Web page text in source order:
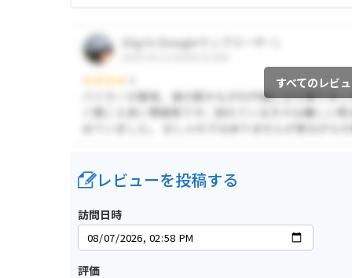
すべてのレビ
レビューを投稿する
訪問日時
評価